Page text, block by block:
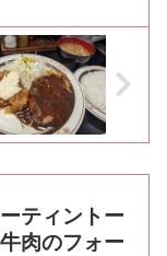
ティントー
肉のフォー